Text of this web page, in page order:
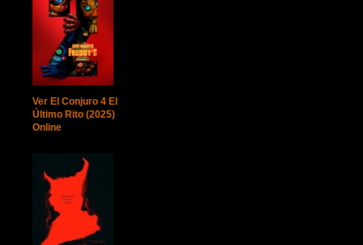
Ver El Conjuro 4 El
Último Rito (2025)
Online